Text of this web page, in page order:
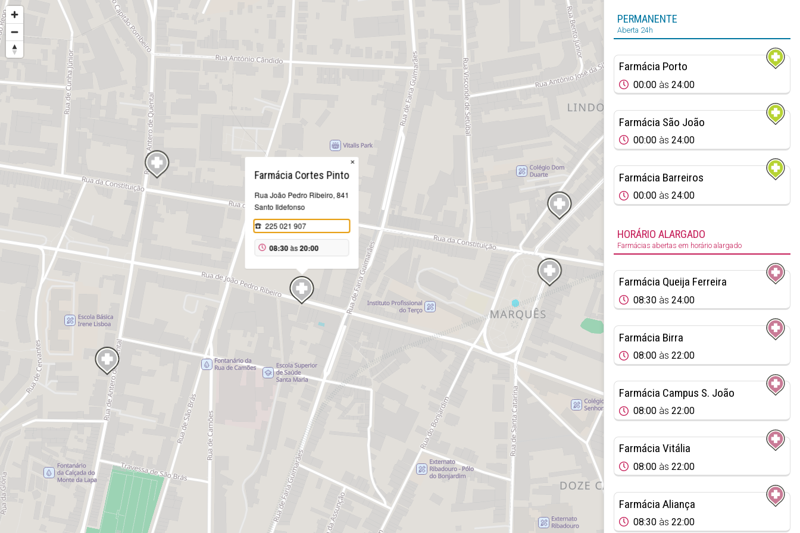
Farmácia Cortes Pinto
Rua João Pedro Ribeiro, 841
Santo Ildefonso
225 021 907
08:30às20:00
×
PERMANENTE
Aberta 24h
Farmácia Porto
00:00 às 24:00
Farmácia São João
00:00 às 24:00
Farmácia Barreiros
00:00 às 24:00
HORÁRIO ALARGADO
Farmácias abertas em horário alargado
Farmácia Queija Ferreira
08:30 às 24:00
Farmácia Birra
08:00 às 22:00
Farmácia Campus S. João
08:00 às 22:00
Farmácia Vitália
08:00 às 22:00
Farmácia Aliança
08:30 às 22:00